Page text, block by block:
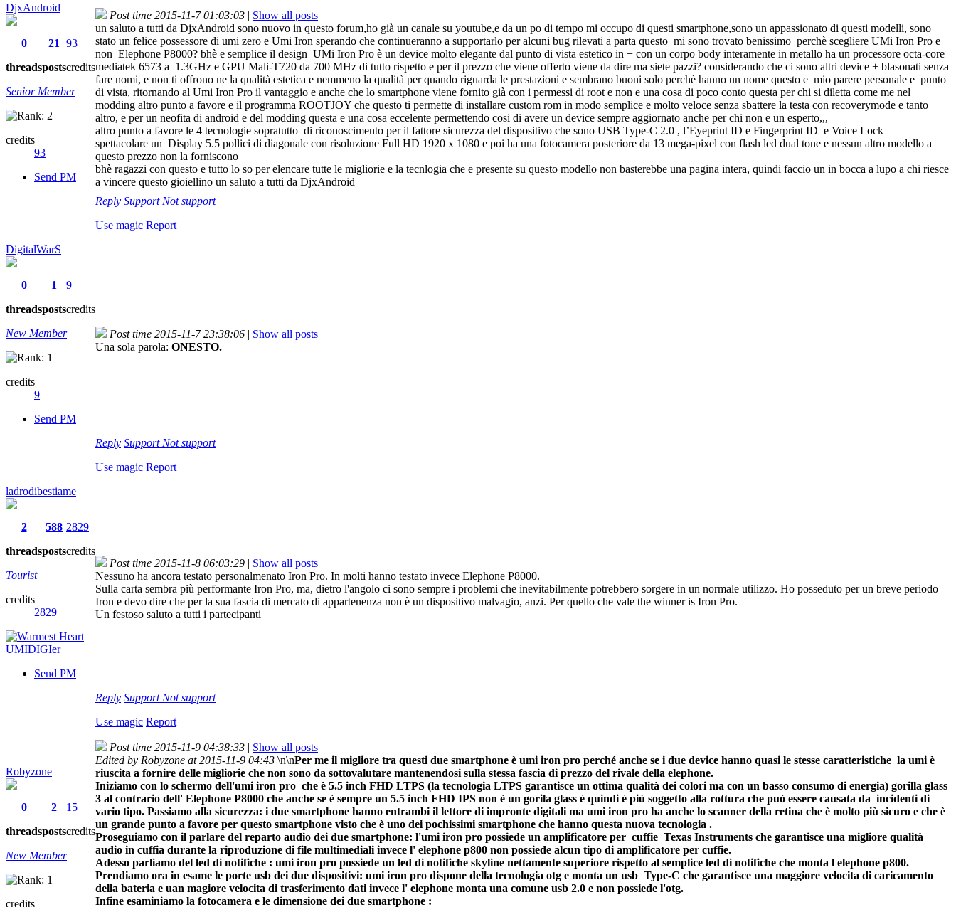
DjxAndroid
0
threads
21
posts
93
credits
Senior Member
credits
93
Send PM
Post time 2015-11-7 01:03:03 | Show all posts
un saluto a tutti da DjxAndroid sono nuovo in questo forum,ho già un canale su youtube,e da un po di tempo mi occupo di questi smartphone,sono un appassionato di questi modelli, sono
stato un felice possessore di umi zero e Umi Iron sperando che continueranno a supportarlo per alcuni bug rilevati a parta questo mi sono trovato benissimo perchè scegliere UMi Iron Pro e
non Elephone P8000? bhè e semplice il design UMi Iron Pro è un device molto elegante dal punto di vista estetico in + con un corpo body interamente in metallo ha un processore octa-core
mediatek 6573 a 1.3GHz e GPU Mali-T720 da 700 MHz di tutto rispetto e per il prezzo che viene offerto viene da dire ma siete pazzi? considerando che ci sono altri device + blasonati senza
fare nomi, e non ti offrono ne la qualità estetica e nemmeno la qualità per quando riguarda le prestazioni e sembrano buoni solo perchè hanno un nome questo e mio parere personale e punto
di vista, ritornando al Umi Iron Pro il vantaggio e anche che lo smartphone viene fornito già con i permessi di root e non e una cosa di poco conto questa per chi si diletta come me nel
modding altro punto a favore e il programma ROOTJOY che questo ti permette di installare custom rom in modo semplice e molto veloce senza sbattere la testa con recoverymode e tanto
altro, e per un neofita di android e del modding questa e una cosa eccelente permettendo cosi di avere un device sempre aggiornato anche per chi non e un esperto,,,
altro punto a favore le 4 tecnologie sopratutto di riconoscimento per il fattore sicurezza del dispositivo che sono USB Type-C 2.0 , l’Eyeprint ID e Fingerprint ID e Voice Lock
spettacolare un Display 5.5 pollici di diagonale con risoluzione Full HD 1920 x 1080 e poi ha una fotocamera posteriore da 13 mega-pixel con flash led dual tone e nessun altro modello a
questo prezzo non la forniscono
bhè ragazzi con questo e tutto lo so per elencare tutte le migliorie e la tecnlogia che e presente su questo modello non basterebbe una pagina intera, quindi faccio un in bocca a lupo a chi riesce
a vincere questo gioiellino un saluto a tutti da DjxAndroid
Reply Support Not support
Use magic Report
DigitalWarS
0
threads
1
posts
9
credits
New Member
credits
9
Send PM
Post time 2015-11-7 23:38:06 | Show all posts
Una sola parola: ONESTO.
Reply Support Not support
Use magic Report
ladrodibestiame
2
threads
588
posts
2829
credits
Tourist
credits
2829
Send PM
Post time 2015-11-8 06:03:29 | Show all posts
Nessuno ha ancora testato personalmenato Iron Pro. In molti hanno testato invece Elephone P8000.
Sulla carta sembra più performante Iron Pro, ma, dietro l'angolo ci sono sempre i problemi che inevitabilmente potrebbero sorgere in un normale utilizzo. Ho posseduto per un breve periodo
Iron e devo dire che per la sua fascia di mercato di appartenenza non è un dispositivo malvagio, anzi. Per quello che vale the winner is Iron Pro.
Un festoso saluto a tutti i partecipanti
Reply Support Not support
Use magic Report
Robyzone
0
threads
2
posts
15
credits
New Member
credits
Post time 2015-11-9 04:38:33 | Show all posts
Edited by Robyzone at 2015-11-9 04:43 \n\nPer me il migliore tra questi due smartphone è umi iron pro perché anche se i due device hanno quasi le stesse caratteristiche la umi è
riuscita a fornire delle migliorie che non sono da sottovalutare mantenendosi sulla stessa fascia di prezzo del rivale della elephone.
Iniziamo con lo schermo dell'umi iron pro che è 5.5 inch FHD LTPS (la tecnologia LTPS garantisce un ottima qualità dei colori ma con un basso consumo di energia) gorilla glass
3 al contrario dell' Elephone P8000 che anche se è sempre un 5.5 inch FHD IPS non è un gorila glass è quindi è più soggetto alla rottura che può essere causata da incidenti di
vario tipo. Passiamo alla sicurezza: i due smartphone hanno entrambi il lettore di impronte digitali ma umi iron pro ha anche lo scanner della retina che è molto più sicuro e che è
un grande punto a favore per questo smartphone visto che è uno dei pochissimi smartphone che hanno questa nuova tecnologia .
Proseguiamo con il parlare del reparto audio dei due smartphone: l'umi iron pro possiede un amplificatore per cuffie Texas Instruments che garantisce una migliore qualità
audio in cuffia durante la riproduzione di file multimediali invece l' elephone p800 non possiede alcun tipo di amplificatore per cuffie.
Adesso parliamo del led di notifiche : umi iron pro possiede un led di notifiche skyline nettamente superiore rispetto al semplice led di notifiche che monta l elephone p800.
Prendiamo ora in esame le porte usb dei due dispositivi: umi iron pro dispone della tecnologia otg e monta un usb Type-C che garantisce una maggiore velocita di caricamento
della bateria e uan magiore velocita di trasferimento dati invece l' elephone monta una comune usb 2.0 e non possiede l'otg.
Infine esaminiamo la fotocamera e le dimensione dei due smartphone :